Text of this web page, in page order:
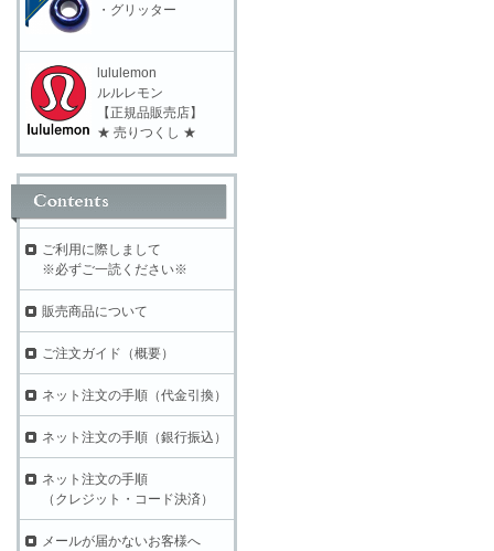
・グリッター
lululemon
ルルレモン
【正規品販売店】
★ 売りつくし ★
ご利用に際しまして
※必ずご一読ください※
販売商品について
ご注文ガイド（概要）
ネット注文の手順（代金引換）
ネット注文の手順（銀行振込）
ネット注文の手順
（クレジット・コード決済）
メールが届かないお客様へ